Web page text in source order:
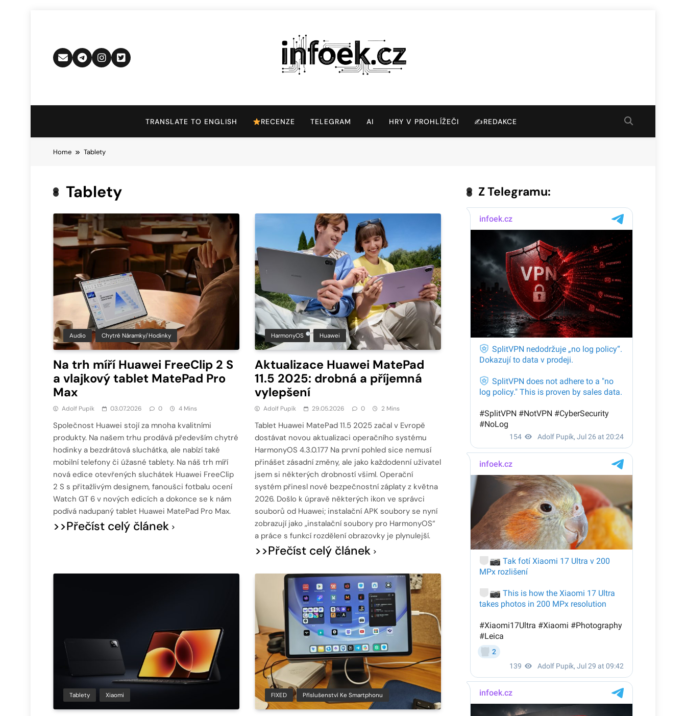
Infoek.cz
TRANSLATE TO ENGLISH RECENZE TELEGRAM AI HRY V PROHLÍŽEČI ✍️REDAKCE
Home Tablety
Tablety
Audio Chytré Náramky/hodinky
Na trh míří Huawei FreeClip 2 S
a vlajkový tablet MatePad Pro
Max
Adolf Pupík 03.07.2026 0 4 Mins
Společnost Huawei stojí za mnoha kvalitními
produkty. Na našem trhu prodává především chytré
hodinky a bezdrátová sluchátka, ale nabízí také
mobilní telefony či úžasné tablety. Na náš trh míří
nová edice otevřených sluchátek Huawei FreeClip
2 S s přitažlivým designem, fanoušci fotbalu ocení
Watch GT 6 v nových edicích a dokonce se k nám
podívá nadupaný tablet Huawei MatePad Pro Max.
>>Přečíst celý článek
HarmonyOS Huawei
Aktualizace Huawei MatePad
11.5 2025: drobná a příjemná
vylepšení
Adolf Pupík 29.05.2026 0 2 Mins
Tablet Huawei MatePad 11.5 2025 začal v Evropě
dostávat novou aktualizaci operačního systému
HarmonyOS 4.3.0.177 Na první pohled sice nemusí
přinášet zásadní změny, ale jako každodenní uživatel
jsem si některých drobností všiml. Operační
systém přinesl nové bezpečnostní záplaty z května
2026. Došlo k úpravě některých ikon ve správci
souborů od Huawei; instalační APK soubory se nyní
zobrazují jako „instalační soubory pro HarmonyOS“
a práce s funkcí rozdělení obrazovky je plynulejší.
>>Přečíst celý článek
Tablety Xiaomi FIXED Příslušenství Ke Smartphonu
Z Telegramu: